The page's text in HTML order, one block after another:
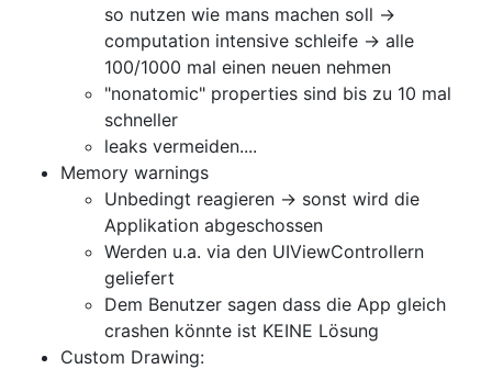
so nutzen wie mans machen soll ->
computation intensive schleife -> alle
100/1000 mal einen neuen nehmen
"nonatomic" properties sind bis zu 10 mal
schneller
leaks vermeiden....
Memory warnings
Unbedingt reagieren -> sonst wird die
Applikation abgeschossen
Werden u.a. via den UIViewControllern
geliefert
Dem Benutzer sagen dass die App gleich
crashen könnte ist KEINE Lösung
Custom Drawing: